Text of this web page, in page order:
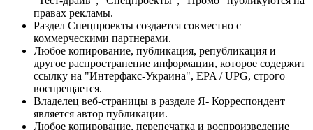
правах рекламы.
Раздел Спецпроекты создается совместно с
коммерческими партнерами.
Любое копирование, публикация, републикация и
другое распространение информации, которое содержит
ссылку на "Интерфакс-Украина", EPA / UPG, строго
воспрещается.
Владелец веб-страницы в разделе Я- Корреспондент
является автор публикации.
Любое копирование, перепечатка и воспроизведение